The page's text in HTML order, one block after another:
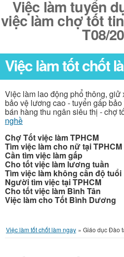
Việc làm tuyển
việc làm chợ tốt
T08/
Việc làm tốt chốt
Việc làm lao động phổ thông,
bảo vệ lương cao - tuyển gấp
bán hàng thu ngân siêu thị - chợ
nghề
Chợ Tốt việc làm TPHCM
Tìm việc làm cho nữ tại TPHCM
Cần tìm việc làm gấp
Cho tốt việc làm lương tuần
Tìm việc làm không cần độ tuổi
Người tìm việc tại TPHCM
Cho tốt việc làm Bình Tân
Việc làm cho Tốt Bình Dương
Việc làm tốt chốt làm ngay » Giáo dục Đào